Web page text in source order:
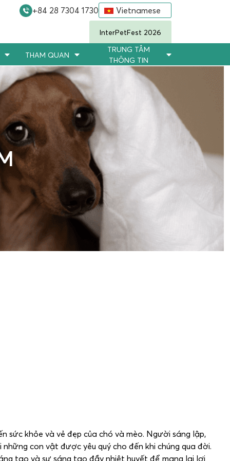
+84 28 7304 1730 Vietnamese
InterPetFest 2026
THAM QUAN
TRUNG TÂM
THÔNG TIN
khỏe và vẻ đẹp của chó và mèo. Người sáng lập,
con vật được yêu quý cho đến khi chúng qua đời.
tạo và sự sáng tạo đầy nhiệt huyết để mang lại lợi